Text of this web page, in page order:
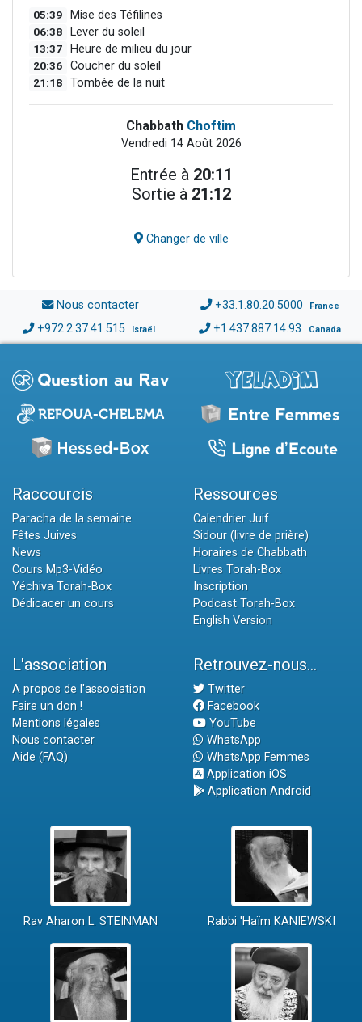
05:39 Mise des Téfilines
06:38 Lever du soleil
13:37 Heure de milieu du jour
20:36 Coucher du soleil
21:18 Tombée de la nuit
Chabbath Choftim
Vendredi 14 Août 2026
Entrée à 20:11
Sortie à 21:12
Changer de ville
Nous contacter +33.1.80.20.5000 France
+972.2.37.41.515 Israël +1.437.887.14.93 Canada
Raccourcis
Paracha de la semaine
Fêtes Juives
News
Cours Mp3-Vidéo
Yéchiva Torah-Box
Dédicacer un cours
Ressources
Calendrier Juif
Sidour (livre de prière)
Horaires de Chabbath
Livres Torah-Box
Inscription
Podcast Torah-Box
English Version
L'association
A propos de l'association
Faire un don !
Mentions légales
Nous contacter
Aide (FAQ)
Retrouvez-nous...
Twitter
Facebook
YouTube
WhatsApp
WhatsApp Femmes
Application iOS
Application Android
Rav Aharon L. STEINMAN Rabbi 'Haïm KANIEWSKI